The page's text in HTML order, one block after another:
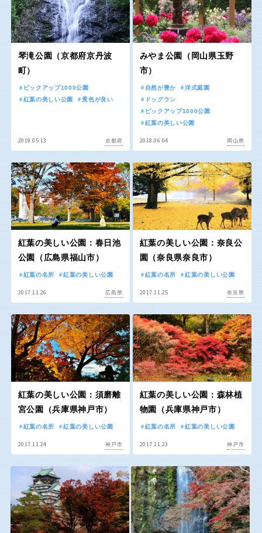
石川 福井
静岡
愛知
近畿
京都 大阪
和歌山
中国・四国
広島
山口 徳島
交通公園
地域で探す
琴滝公園（京都府京丹波
町）
ピックアップ1000公園
紅葉の美しい公園
景色が良い
2019.05.13 京都府
みやま公園（岡山県玉野
市）
自然が豊か
洋式庭園
ドッグラン
ピックアップ1000公園
紅葉の美しい公園
2018.06.04 岡山県
紅葉の美しい公園：春日池
公園（広島県福山市）
紅葉の名所 紅葉の美しい公園
2017.11.26 広島県
紅葉の美しい公園：奈良公
園（奈良県奈良市）
紅葉の名所 紅葉の美しい公園
2017.11.25 奈良県
紅葉の美しい公園：須磨離
宮公園（兵庫県神戸市）
紅葉の名所 紅葉の美しい公園
2017.11.24 神戸市
紅葉の美しい公園：森林植
物園（兵庫県神戸市）
紅葉の名所 紅葉の美しい公園
2017.11.23 神戸市